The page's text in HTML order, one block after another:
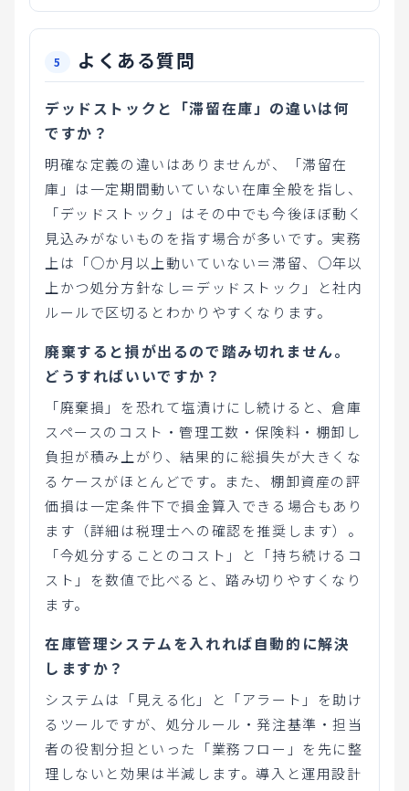
よくある質問
デッドストックと「滞留在庫」の違いは何
ですか？
明確な定義の違いはありませんが、「滞留在
庫」は一定期間動いていない在庫全般を指し、
「デッドストック」はその中でも今後ほぼ動く
見込みがないものを指す場合が多いです。実務
上は「○か月以上動いていない＝滞留、○年以
上かつ処分方針なし＝デッドストック」と社内
ルールで区切るとわかりやすくなります。
廃棄すると損が出るので踏み切れません。
どうすればいいですか？
「廃棄損」を恐れて塩漬けにし続けると、倉庫
スペースのコスト・管理工数・保険料・棚卸し
負担が積み上がり、結果的に総損失が大きくな
るケースがほとんどです。また、棚卸資産の評
価損は一定条件下で損金算入できる場合もあり
ます（詳細は税理士への確認を推奨します）。
「今処分することのコスト」と「持ち続けるコ
スト」を数値で比べると、踏み切りやすくなり
ます。
在庫管理システムを入れれば自動的に解決
しますか？
システムは「見える化」と「アラート」を助け
るツールですが、処分ルール・発注基準・担当
者の役割分担といった「業務フロー」を先に整
理しないと効果は半減します。導入と運用設計